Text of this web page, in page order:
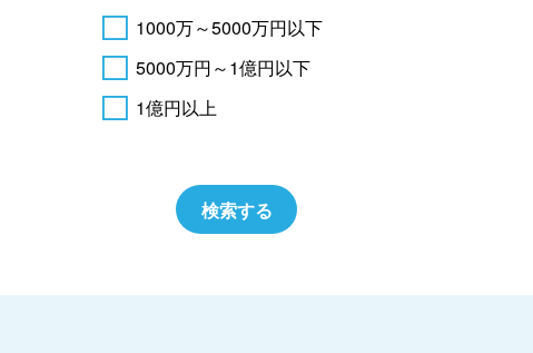
1000万～5000万円以下
5000万円～1億円以下
1億円以上